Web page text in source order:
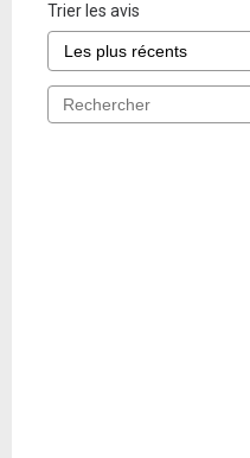
Trier les avis